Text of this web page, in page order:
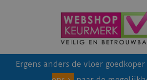
Ergens anders de vloer goedkoper